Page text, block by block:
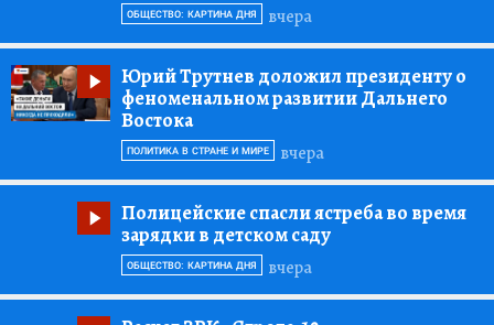
вчера
ОБЩЕСТВО: КАРТИНА ДНЯ
Юрий Трутнев доложил президенту о
феноменальном развитии Дальнего
Востока
вчера
ПОЛИТИКА В СТРАНЕ И МИРЕ
Полицейские спасли ястреба во время
зарядки в детском саду
вчера
ОБЩЕСТВО: КАРТИНА ДНЯ